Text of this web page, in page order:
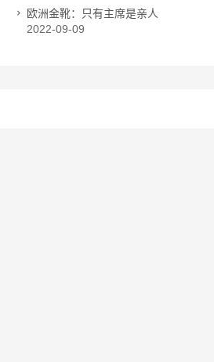
欧洲金靴：只有主席是亲人
2022-09-09